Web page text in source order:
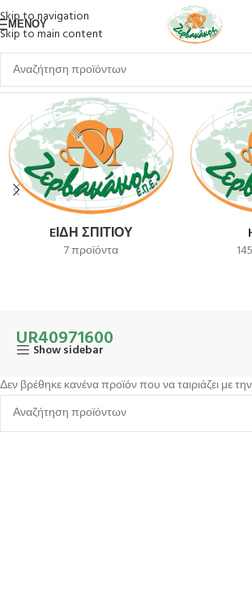
Skip to navigation
Skip to main content
ΜΕΝΟΎ
Αρχική σελίδα Προϊόν SKU UR40971600
EΊΔΗ ΣΠΙΤΙΟΎ
7 προϊόντα
UR40971600
Show sidebar
Δεν βρέθηκε κανένα προϊόν που να ταιριάζει με